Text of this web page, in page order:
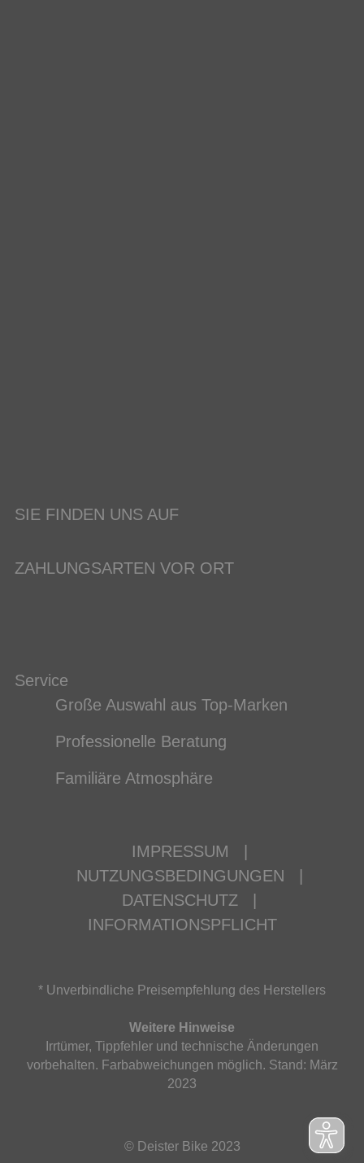
SIE FINDEN UNS AUF
ZAHLUNGSARTEN VOR ORT
Service
Große Auswahl aus Top-Marken
Professionelle Beratung
Familiäre Atmosphäre
IMPRESSUM
NUTZUNGSBEDINGUNGEN
DATENSCHUTZ
INFORMATIONSPFLICHT
* Unverbindliche Preisempfehlung des Herstellers
Weitere Hinweise
Irrtümer, Tippfehler und technische Änderungen
vorbehalten. Farbabweichungen möglich. Stand: März
2023
© Deister Bike 2023